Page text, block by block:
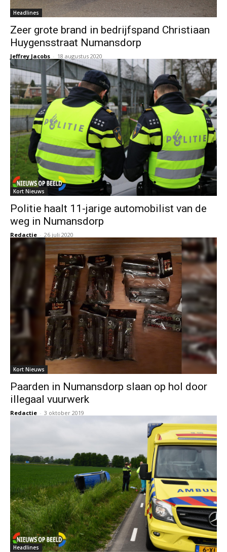
Headlines
Zeer grote brand in bedrijfspand Christiaan
Huygensstraat Numansdorp
Jeffrey Jacobs - 18 augustus 2020
Kort Nieuws
Politie haalt 11-jarige automobilist van de
weg in Numansdorp
Redactie - 26 juli 2020
Kort Nieuws
Paarden in Numansdorp slaan op hol door
illegaal vuurwerk
Redactie - 3 oktober 2019
Headlines